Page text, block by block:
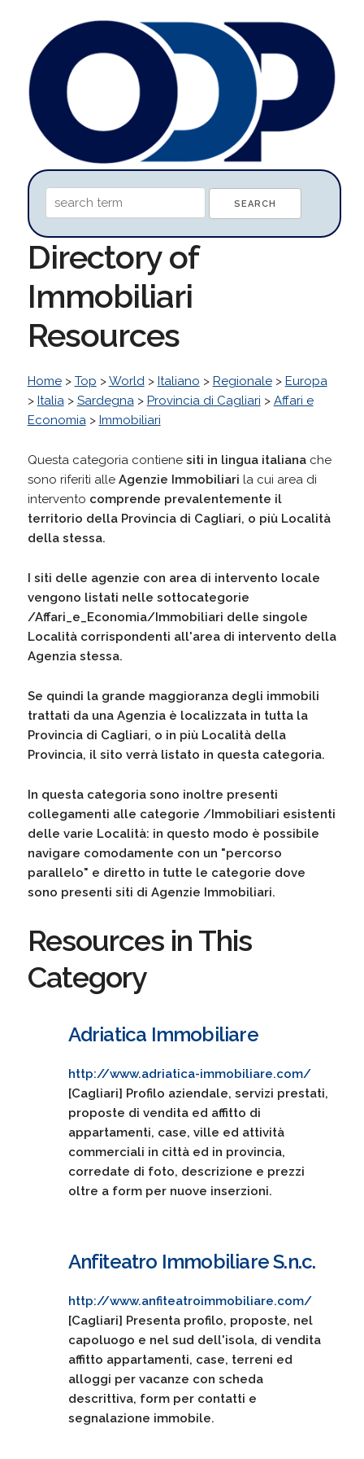
Directory of
Immobiliari
Resources
Home> Top >World> Italiano > Regionale> Europa
> Italia> Sardegna> Provincia di Cagliari > Affari e
Economia> Immobiliari
Questa categoria contiene siti in lingua italianache
sono riferiti alle Agenzie Immobiliari la cui area di
intervento comprende prevalentemente il
territorio della Provincia di Cagliari, o più Località
della stessa.
I siti delle agenzie con area di intervento locale
vengono listati nelle sottocategorie
/Affari_e_Economia/Immobiliari delle singole
Località corrispondenti all'area di intervento della
Agenzia stessa.
Se quindi la grande maggioranza degli immobili
trattati da una Agenzia è localizzata in tutta la
Provincia di Cagliari, o in più Località della
Provincia, il sito verrà listato in questa categoria.
In questa categoria sono inoltre presenti
collegamenti alle categorie /Immobiliari esistenti
delle varie Località: in questo modo è possibile
navigare comodamente con un "percorso
parallelo" e diretto in tutte le categorie dove
sono presenti siti di Agenzie Immobiliari.
Resources in This
Category
Adriatica Immobiliare
http://www.adriatica-immobiliare.com/
[Cagliari] Profilo aziendale, servizi prestati,
proposte di vendita ed affitto di
appartamenti, case, ville ed attività
commerciali in città ed in provincia,
corredate di foto, descrizione e prezzi
oltre a form per nuove inserzioni.
Anfiteatro Immobiliare S.n.c.
http://www.anfiteatroimmobiliare.com/
[Cagliari] Presenta profilo, proposte, nel
capoluogo e nel sud dell'isola, di vendita
affitto appartamenti, case, terreni ed
alloggi per vacanze con scheda
descrittiva, form per contatti e
segnalazione immobile.